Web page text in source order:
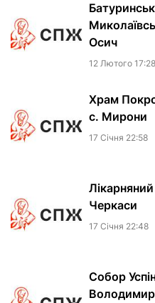
Осич
12 Лютого 17:28
Храм
с. Мирони
17 Сiчня 22:58
Черкаси
17 Сiчня 22:48
Собор
Володимир